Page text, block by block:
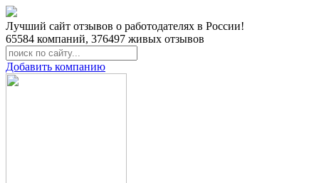
Лучший сайт отзывов о работодателях в России!
65584 компаний, 376497 живых отзывов
Добавить компанию